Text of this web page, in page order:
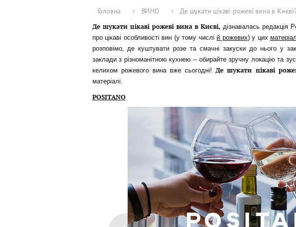
Головна › ВИНО ›
Де шукати цікаві рожеві вина в
Де шукати цікаві рожеві вина в Києві, дізнавалась редакція
про цікаві особливості вин (у тому числі й рожевих) у цих
розповімо, де куштувати розе та смачні закуски до нього у
заклади з різноманітною кухнею – обирайте зручну локацію та
келихом рожевого вина вже сьогодні!Де шукати цікаві
матеріалі.
POSITANO